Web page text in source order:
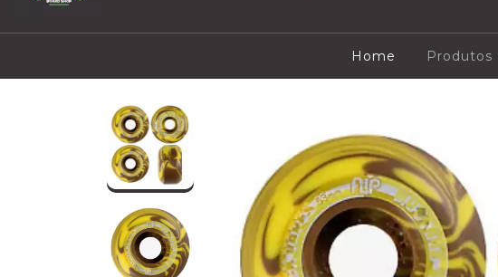
Home Produtos